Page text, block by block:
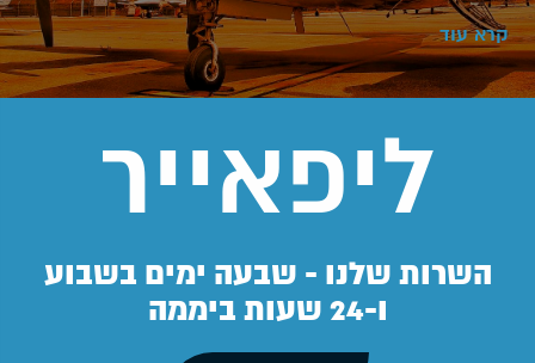
קרא עוד
ליפאייר
השרות שלנו - שבעה ימים בשבוע
ו-24 שעות ביממה